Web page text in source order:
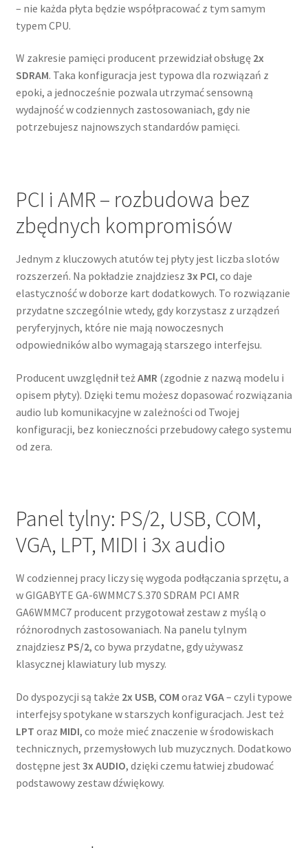
– nie każda płyta będzie współpracować z tym samym
typem CPU.
W zakresie pamięci producent przewidział obsługę 2x
SDRAM. Taka konfiguracja jest typowa dla rozwiązań z
epoki, a jednocześnie pozwala utrzymać sensowną
wydajność w codziennych zastosowaniach, gdy nie
potrzebujesz najnowszych standardów pamięci.
PCI i AMR – rozbudowa bez
zbędnych kompromisów
Jednym z kluczowych atutów tej płyty jest liczba slotów
rozszerzeń. Na pokładzie znajdziesz 3x PCI, co daje
elastyczność w doborze kart dodatkowych. To rozwiązanie
przydatne szczególnie wtedy, gdy korzystasz z urządzeń
peryferyjnych, które nie mają nowoczesnych
odpowiedników albo wymagają starszego interfejsu.
Producent uwzględnił teżAMR (zgodnie z nazwą modelu i
opisem płyty). Dzięki temu możesz dopasować rozwiązania
audio lub komunikacyjne w zależności od Twojej
konfiguracji, bez konieczności przebudowy całego systemu
od zera.
Panel tylny: PS/2, USB, COM,
VGA, LPT, MIDI i 3x audio
W codziennej pracy liczy się wygoda podłączania sprzętu, a
w GIGABYTE GA-6WMMC7 S.370 SDRAM PCI AMR
GA6WMMC7 producent przygotował zestaw z myślą o
różnorodnych zastosowaniach. Na panelu tylnym
znajdziesz PS/2, co bywa przydatne, gdy używasz
klasycznej klawiatury lub myszy.
Do dyspozycji są także 2x USB, COM oraz VGA– czyli typowe
interfejsy spotykane w starszych konfiguracjach. Jest też
LPT oraz MIDI, co może mieć znaczenie w środowiskach
technicznych, przemysłowych lub muzycznych. Dodatkowo
dostępne jest 3x AUDIO, dzięki czemu łatwiej zbudować
podstawowy zestaw dźwiękowy.